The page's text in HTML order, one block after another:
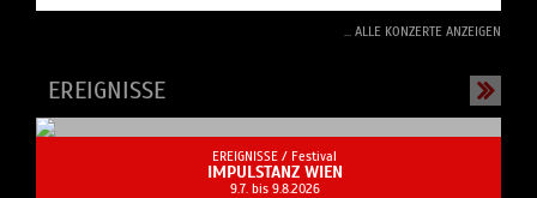
... ALLE KONZERTE ANZEIGEN
EREIGNISSE
EREIGNISSE / Festival
IMPULSTANZ WIEN
9.7. bis 9.8.2026